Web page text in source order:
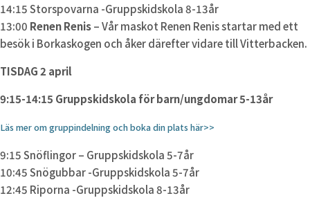
14:15 Storspovarna -Gruppskidskola 8-13år
13:00 Renen Renis– Vår maskot Renen Renis startar med ett
besök i Borkaskogen och åker därefter vidare till Vitterbacken.
TISDAG 2 april
9:15-14:15 Gruppskidskola för barn/ungdomar 5-13år
Läs mer om gruppindelning och boka din plats här>>
9:15 Snöflingor – Gruppskidskola 5-7år
10:45 Snögubbar -Gruppskidskola 5-7år
12:45 Riporna -Gruppskidskola 8-13år